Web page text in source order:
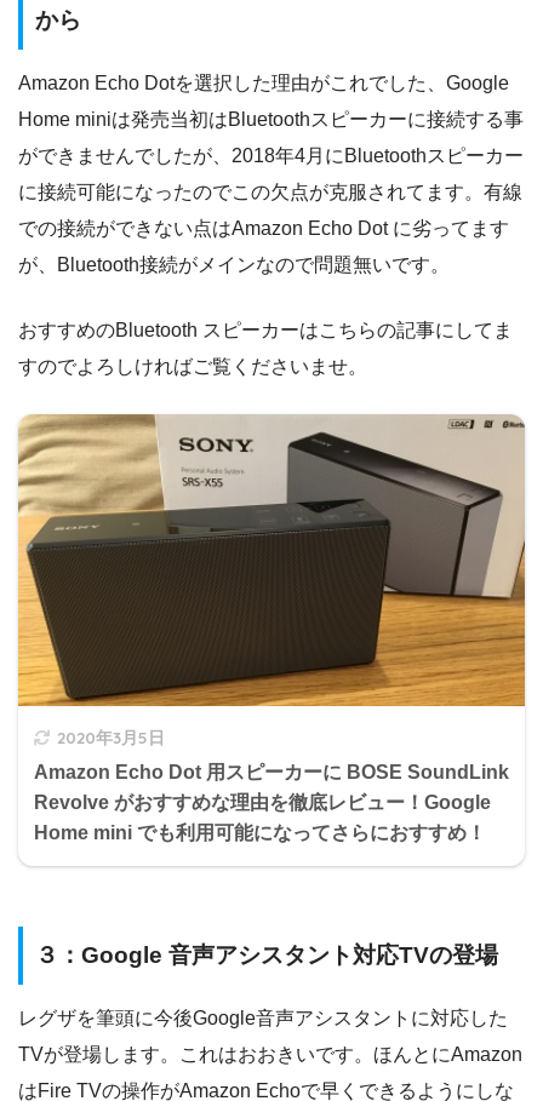
から
Amazon Echo Dotを選択した理由がこれでした、Google
Home miniは発売当初はBluetoothスピーカーに接続する事
ができませんでしたが、2018年4月にBluetoothスピーカー
に接続可能になったのでこの欠点が克服されてます。有線
での接続ができない点はAmazon Echo Dot に劣ってます
が、Bluetooth接続がメインなので問題無いです。
おすすめのBluetooth スピーカーはこちらの記事にしてま
すのでよろしければご覧くださいませ。
2020年3月5日
Amazon Echo Dot 用スピーカーに BOSE SoundLink
Revolve がおすすめな理由を徹底レビュー！Google
Home mini でも利用可能になってさらにおすすめ！
３：Google 音声アシスタント対応TVの登場
レグザを筆頭に今後Google音声アシスタントに対応した
TVが登場します。これはおおきいです。ほんとにAmazon
はFire TVの操作がAmazon Echoで早くできるようにしな